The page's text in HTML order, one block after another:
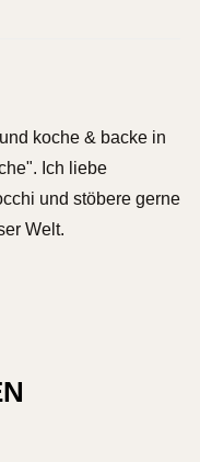
koche & backe in
Ich liebe
und stöbere gerne
Welt.